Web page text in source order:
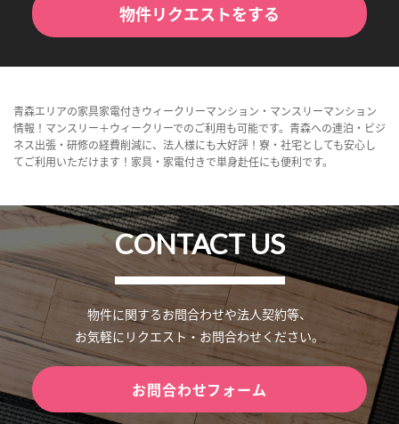
物件リクエストをする
青森エリアの家具家電付きウィークリーマンション・マンスリーマンション
情報！マンスリー＋ウィークリーでのご利用も可能です。青森への連泊・ビジ
ネス出張・研修の経費削減に、法人様にも大好評！寮・社宅としても安心し
てご利用いただけます！家具・家電付きで単身赴任にも便利です。
CONTACT US
物件に関するお問合わせや法人契約等、
お気軽にリクエスト・お問合わせください。
お問合わせフォーム